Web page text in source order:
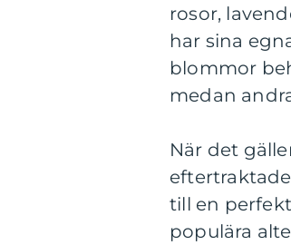
rosor,
har sina
blommor
medan
När det
till en
populära